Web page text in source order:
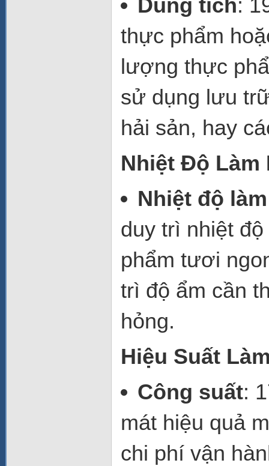
Dung tích:
thực phẩm
lượng thực
sử dụng lưu
hải sản, hay
Nhiệt Độ Làm
Nhiệt độ
duy trì nhiệt
phẩm tươi
trì độ ẩm cần
hỏng.
Hiệu Suất
Công suất:
mát hiệu quả
chi phí vận